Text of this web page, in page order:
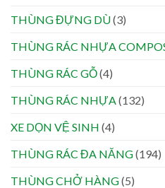
THÙNG ĐỰNG DÙ(3)
THÙNG RÁC NHỰA
THÙNG RÁC GỖ(4)
THÙNG RÁC NHỰA (132)
XE DỌN VỆ SINH (4)
THÙNG RÁC ĐA NĂNG(194)
THÙNG CHỞ HÀNG(5)